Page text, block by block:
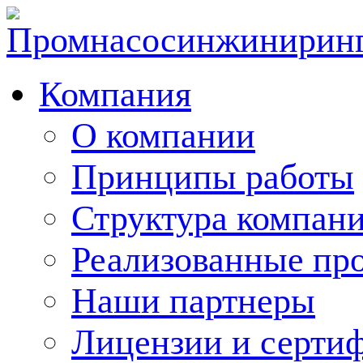
Компания
О компании
Принципы работы
Структура
Реализованные
Наши партнеры
Лицензии и